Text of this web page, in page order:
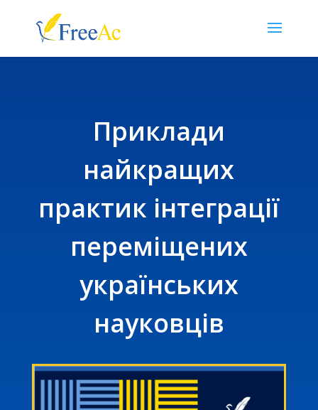
Приклади
найкращих
практик інтеграції
переміщених
українських
науковців